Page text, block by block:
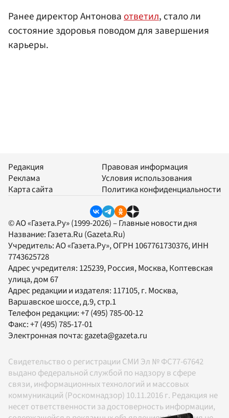
Ранее директор Антоноваответил, стало ли
состояние здоровья поводом для завершения
карьеры.
Редакция
Реклама
Карта сайта
Правовая информация
Условия использования
Политика конфиденциальности
© АО «Газета.Ру» (1999-2026) – Главные новости дня
Название: Газета.Ru (Gazeta.Ru)
Учредитель:АО «Газета.Ру», ОГРН 1067761730376, ИНН
7743625728
Адрес учредителя: 125239, Россия, Москва, Коптевская
улица, дом 67
Адрес редакции и издателя: 117105, г. Москва,
Варшавское шоссе, д.9, стр.1
Телефон редакции:+7 (495) 785-00-12
Факс:+7 (495) 785-17-01
Электронная почта:gazeta@gazeta.ru
Свидетельство о регистрации СМИ Эл № ФС77-67642
выдано федеральной службой по надзору в сфере
связи, информационных технологий и массовых
коммуникаций (Роскомнадзор) 10.11.2016 г. Редакция не
несет ответственности за достоверность информации,